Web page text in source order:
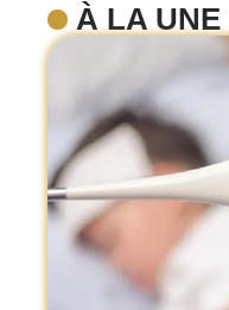
À LA UNE